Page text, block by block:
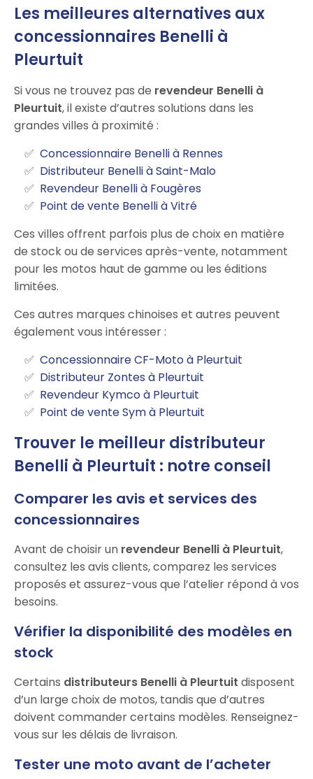
Les meilleures alternatives aux
concessionnaires Benelli à
Pleurtuit
Si vous ne trouvez pas de revendeur Benelli à
Pleurtuit, il existe d’autres solutions dans les
grandes villes à proximité :
Concessionnaire Benelli à Rennes
Distributeur Benelli à Saint-Malo
Revendeur Benelli à Fougères
Point de vente Benelli à Vitré
Ces villes offrent parfois plus de choix en matière
de stock ou de services après-vente, notamment
pour les motos haut de gamme ou les éditions
limitées.
Ces autres marques chinoises et autres peuvent
également vous intéresser :
Concessionnaire CF-Moto à Pleurtuit
Distributeur Zontes à Pleurtuit
Revendeur Kymco à Pleurtuit
Point de vente Sym à Pleurtuit
Trouver le meilleur distributeur
Benelli à Pleurtuit : notre conseil
Comparer les avis et services des
concessionnaires
Avant de choisir un revendeur Benelli à Pleurtuit,
consultez les avis clients, comparez les services
proposés et assurez-vous que l’atelier répond à vos
besoins.
Vérifier la disponibilité des modèles en
stock
Certains distributeurs Benelli à Pleurtuit disposent
d’un large choix de motos, tandis que d’autres
doivent commander certains modèles. Renseignez-
vous sur les délais de livraison.
Tester une moto avant de l’acheter